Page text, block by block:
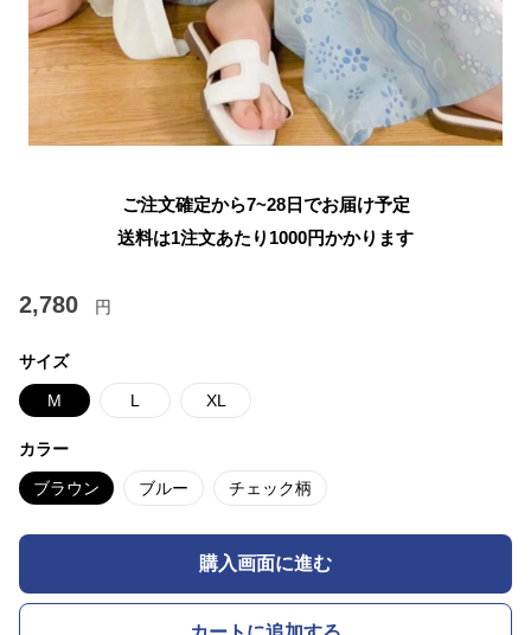
ご注文確定から7~28日でお届け予定
送料は1注文あたり 1000円かかります
2,780 円
サイズ
M L XL
カラー
ブラウン ブルー チェック柄
購入画面に進む